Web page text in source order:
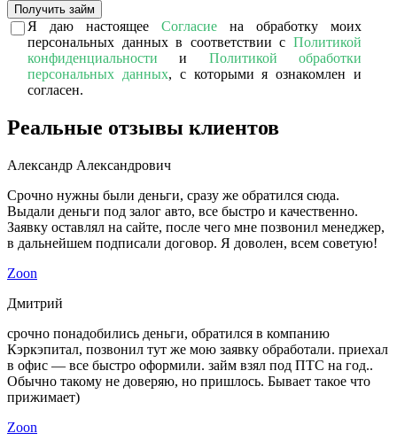
Получить займ
Я даю настоящее Согласие на обработку моих
персональных данных в соответствии с Политикой
конфиденциальности и Политикой обработки
персональных данных, с которыми я ознакомлен и
согласен.
Реальные отзывы клиентов
Александр Александрович
Срочно нужны были деньги, сразу же обратился сюда.
Выдали деньги под залог авто, все быстро и качественно.
Заявку оставлял на сайте, после чего мне позвонил менеджер,
в дальнейшем подписали договор. Я доволен, всем советую!
Zoon
Дмитрий
срочно понадобились деньги, обратился в компанию
Кэркэпитал, позвонил тут же мою заявку обработали. приехал
в офис — все быстро оформили. займ взял под ПТС на год..
Обычно такому не доверяю, но пришлось. Бывает такое что
прижимает)
Zoon